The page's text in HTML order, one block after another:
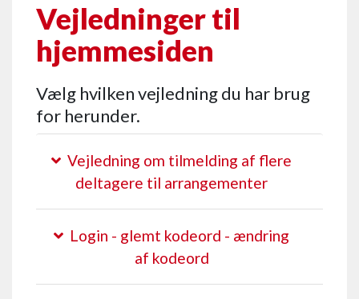
Vejledninger til
hjemmesiden
Vælg hvilken vejledning du har brug
for herunder.
deltagere til arrangementer
af kodeord